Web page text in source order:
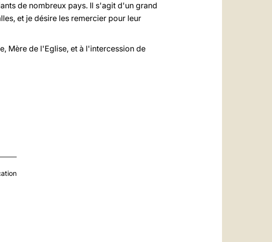
de nombreux pays. Il s'agit d'un grand
et je désire les remercier pour leur
Mère de l'Eglise, et à l'intercession de